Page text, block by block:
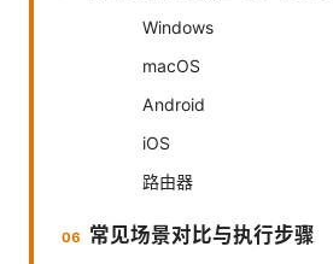
Windows
macOS
Android
iOS
路由器
常见场景对比与执行步骤